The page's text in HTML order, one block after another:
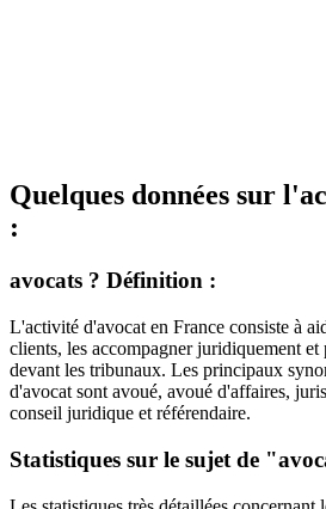
Quelques données sur
:
avocats ? Définition :
L'activité d'avocat en France consiste à
clients, les accompagner juridiquement et
devant les tribunaux. Les principaux
d'avocat sont avoué, avoué d'affaires,
conseil juridique et référendaire.
Statistiques sur le sujet de